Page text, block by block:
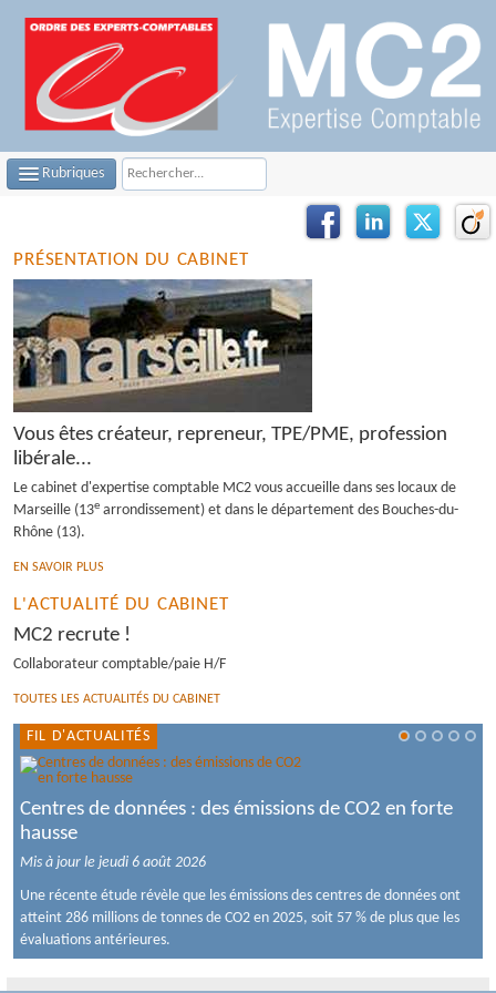
Rubriques
NOS MISSIONS
CONTACTEZ-NOUS
FILS D'ACTUALITÉS
INFOS DE GESTION
OUTILS PRATIQUES
PRÉSENTATION DU CABINET
Vous êtes créateur, repreneur, TPE/PME, profession
libérale...
Le cabinet d'expertise comptable MC2 vous accueille dans ses locaux de
Marseille (13e arrondissement) et dans le département des Bouches-du-
Rhône (13).
EN SAVOIR PLUS
L'ACTUALITÉ DU CABINET
MC2 recrute !
Collaborateur comptable/paie H/F
TOUTES LES ACTUALITÉS DU CABINET
FIL D'ACTUALITÉS
Centres de données : des émissions de CO2 en forte
hausse
Mis à jour le jeudi 6 août 2026
Une récente étude révèle que les émissions des centres de données ont
atteint 286 millions de tonnes de CO2 en 2025, soit 57 % de plus que les
évaluations antérieures.